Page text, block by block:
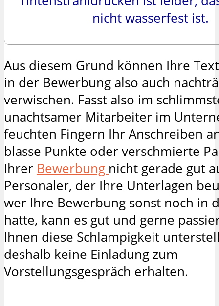
nicht wasserfest ist.
Aus diesem Grund können Ihre
in der Bewerbung also auch
verwischen. Fasst also im
unachtsamer Mitarbeiter im
feuchten Fingern Ihr Anschreiben
blasse Punkte oder verschmierte
Ihrer Bewerbung nicht gerade gut
Personaler, der Ihre Unterlagen
wer Ihre Bewerbung sonst noch in
hatte, kann es gut und gerne
Ihnen diese Schlampigkeit
deshalb keine Einladung zum
Vorstellungsgespräch erhalten.